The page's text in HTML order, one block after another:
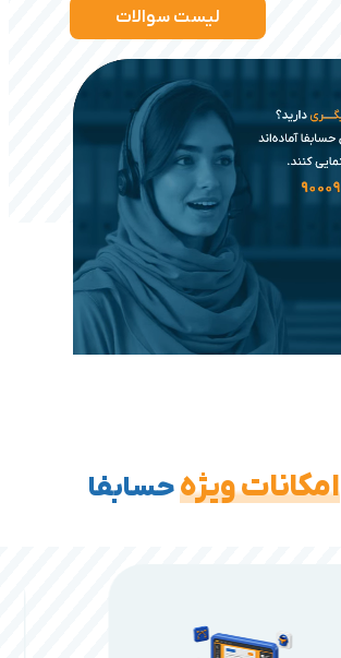
لیست سوالات
امکانات ویژهحسابفا